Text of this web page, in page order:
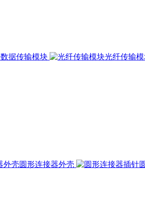
数据传输模块 光纤传输
圆形连接器外壳